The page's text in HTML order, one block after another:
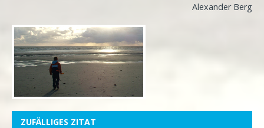
Alexander Berg
ZUFÄLLIGES ZITAT